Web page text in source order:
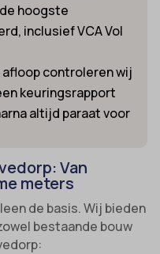
hoogste
inclusief VCA Vol
afloop controleren wij
keuringsrapport
altijd paraat voor
Van
meters
de basis. Wij bieden
bestaande bouw